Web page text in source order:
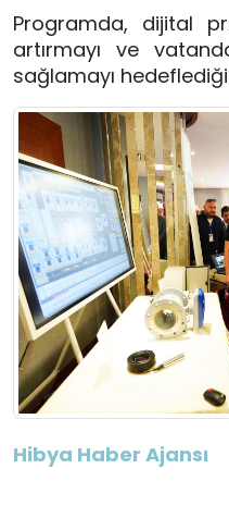
Programda, dijital
artırmayı ve
sağlamayı
Hibya Haber Ajansı